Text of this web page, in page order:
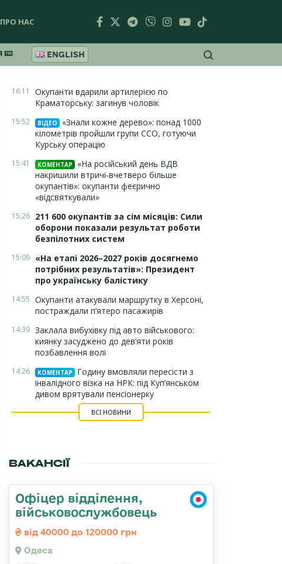
ПРО НАС
ENGLISH
16:11
Окупанти вдарили артилерією по
Краматорську: загинув чоловік
15:52 ВІДЕО
«Знали кожне дерево»: понад 1000
кілометрів пройшли групи ССО, готуючи
Курську операцію
15:41 КОМЕНТАР
«На російський день ВДВ
накришили втричі-вчетверо більше
окупантів»: окупанти феєрично
«відсвяткували»
15:26 211 600 окупантів за сім місяців: Сили
оборони показали результат роботи
безпілотних систем
15:09 «На етапі 2026–2027 років досягнемо
потрібних результатів»: Президент
про українську балістику
14:55 Окупанти атакували маршрутку в Херсоні,
постраждали п’ятеро пасажирів
14:39 Заклала вибухівку під авто військового:
киянку засуджено до дев’яти років
позбавлення волі
14:26 КОМЕНТАР
Годину вмовляли пересісти з
інвалідного візка на НРК: під Куп’янськом
дивом врятували пенсіонерку
ВСІ НОВИНИ
ВАКАНСІЇ
Офіцер відділення,
військовослужбовець
від 40000 до 120000 грн
Одеса